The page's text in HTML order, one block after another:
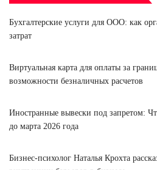
Бухгалтерские услуги для ООО: как
затрат
Виртуальная карта для оплаты за
возможности безналичных расчетов
Иностранные вывески под запретом:
до марта 2026 года
Бизнес-психолог Наталья Крохта